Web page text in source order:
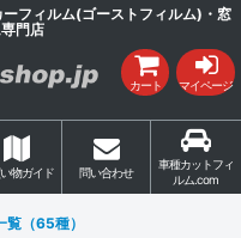
フィルム(ゴーストフィルム)・窓
門店
カート マイページ
物ガイド 問い合わせ
車種カットフィ
ルム.com
（65種）